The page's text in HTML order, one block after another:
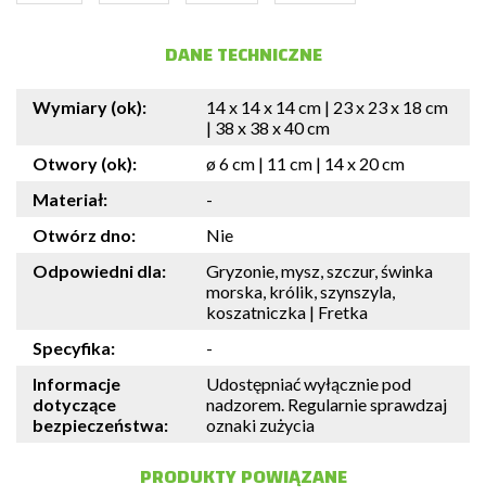
DANE TECHNICZNE
Wymiary (ok):
14 x 14 x 14 cm | 23 x 23 x 18 cm
| 38 x 38 x 40 cm
Otwory (ok):
ø 6 cm | 11 cm | 14 x 20 cm
Materiał:
-
Otwórz dno:
Nie
Odpowiedni dla:
Gryzonie, mysz, szczur, świnka
morska, królik, szynszyla,
koszatniczka | Fretka
Specyfika:
-
Informacje
dotyczące
bezpieczeństwa:
Udostępniać wyłącznie pod
nadzorem. Regularnie sprawdzaj
oznaki zużycia
PRODUKTY POWIĄZANE